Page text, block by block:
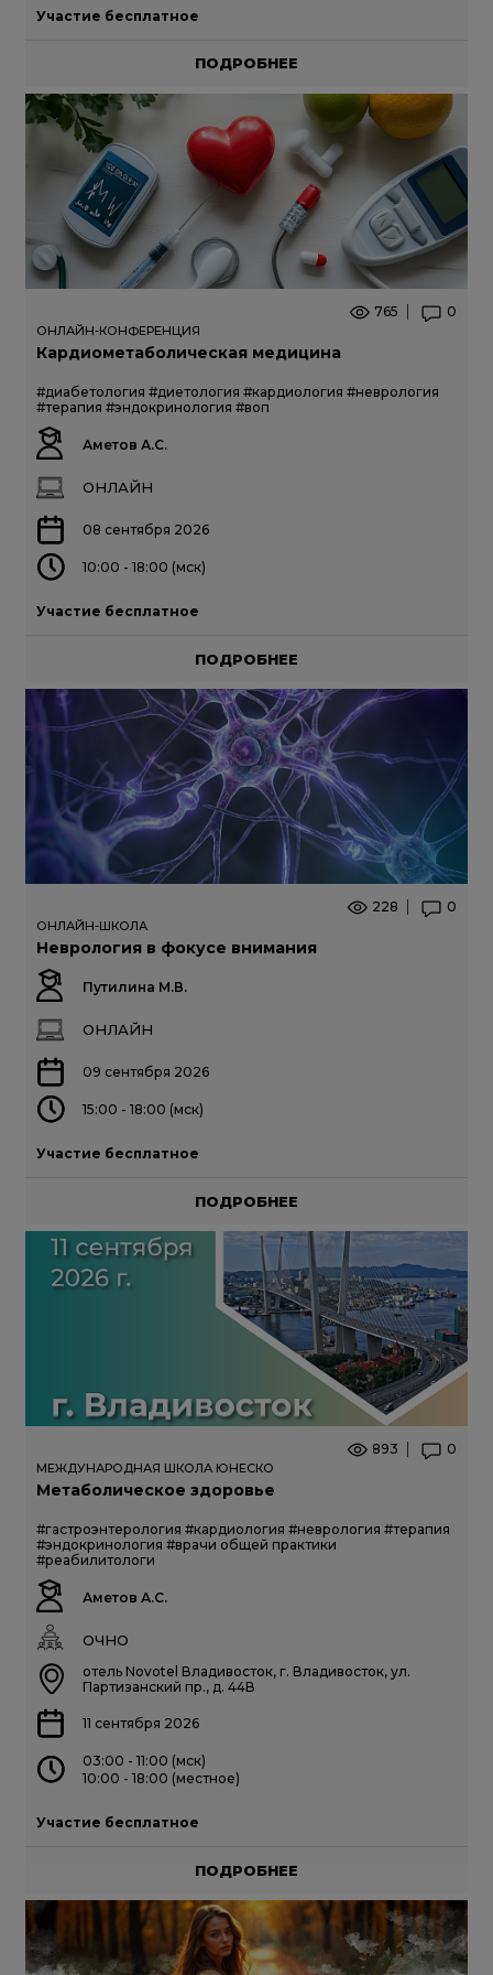
Участие бесплатное
ПОДРОБНЕЕ
765 0
ОНЛАЙН-КОНФЕРЕНЦИЯ
Кардиометаболическая медицина
#диабетология #диетология #кардиология #неврология
#терапия #эндокринология #воп
Аметов А.С.
ОНЛАЙН
08 сентября 2026
10:00 - 18:00 (мск)
Участие бесплатное
ПОДРОБНЕЕ
228 0
ОНЛАЙН-ШКОЛА
Неврология в фокусе внимания
Путилина М.В.
ОНЛАЙН
09 сентября 2026
15:00 - 18:00 (мск)
Участие бесплатное
ПОДРОБНЕЕ
893 0
МЕЖДУНАРОДНАЯ ШКОЛА ЮНЕСКО
Метаболическое здоровье
#гастроэнтерология #кардиология #неврология #терапия
#эндокринология #врачи общей практики
#реабилитологи
Аметов А.С.
ОЧНО
отель Novotel Владивосток, г. Владивосток, ул.
Партизанский пр., д. 44В
11 сентября 2026
03:00 - 11:00 (мск)
10:00 - 18:00 (местное)
Участие бесплатное
ПОДРОБНЕЕ